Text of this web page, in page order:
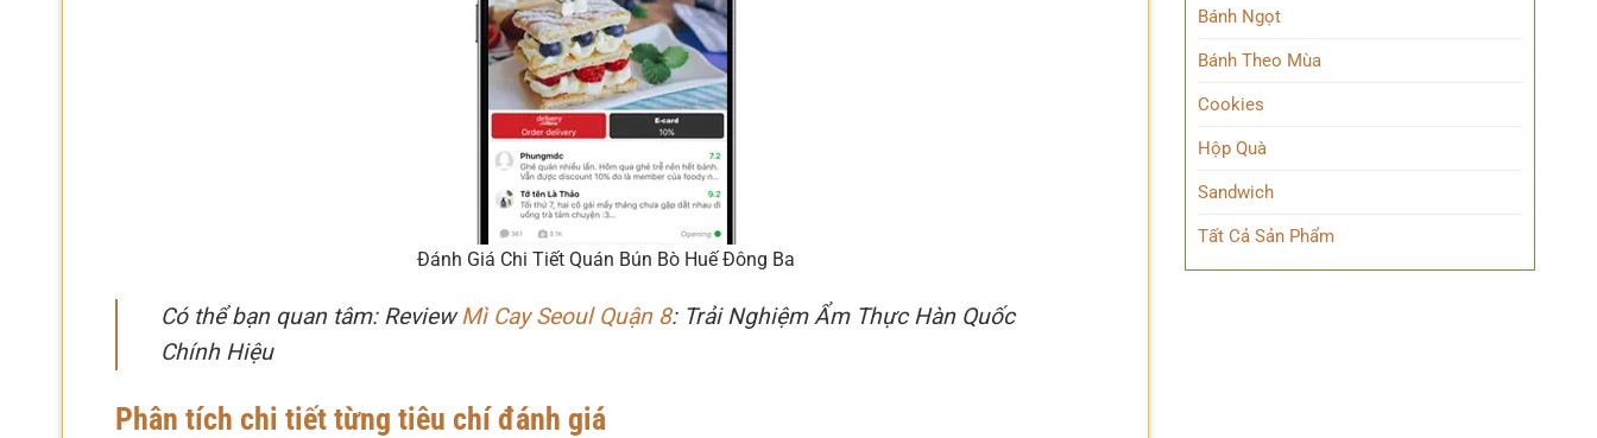
Đánh Giá Chi Tiết Quán Bún Bò Huế Đông Ba
Có thể bạn quan tâm: ReviewMì Cay Seoul Quận 8: Trải Nghiệm Ẩm Thực Hàn Quốc
Chính Hiệu
Phân tích chi tiết từng tiêu chí đánh giá
Bánh Ngọt
Bánh Theo Mùa
Cookies
Hộp Quà
Sandwich
Tất Cả Sản Phẩm